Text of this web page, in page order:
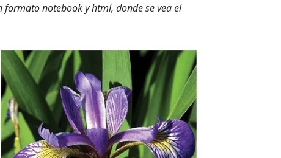
formato notebook y html, donde se vea el